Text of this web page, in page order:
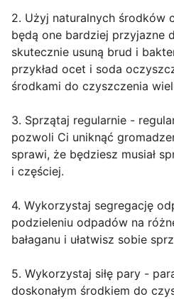
2. Użyj naturalnych środków
będą one bardziej przyjazne
skutecznie usuną brud i
przykład ocet i soda
środkami do czyszczenia
3. Sprzątaj regularnie -
pozwoli Ci uniknąć
sprawi, że będziesz musiał
i częściej.
4. Wykorzystaj segregację
podzieleniu odpadów na
bałaganu i ułatwisz sobie
5. Wykorzystaj siłę pary -
doskonałym środkiem do